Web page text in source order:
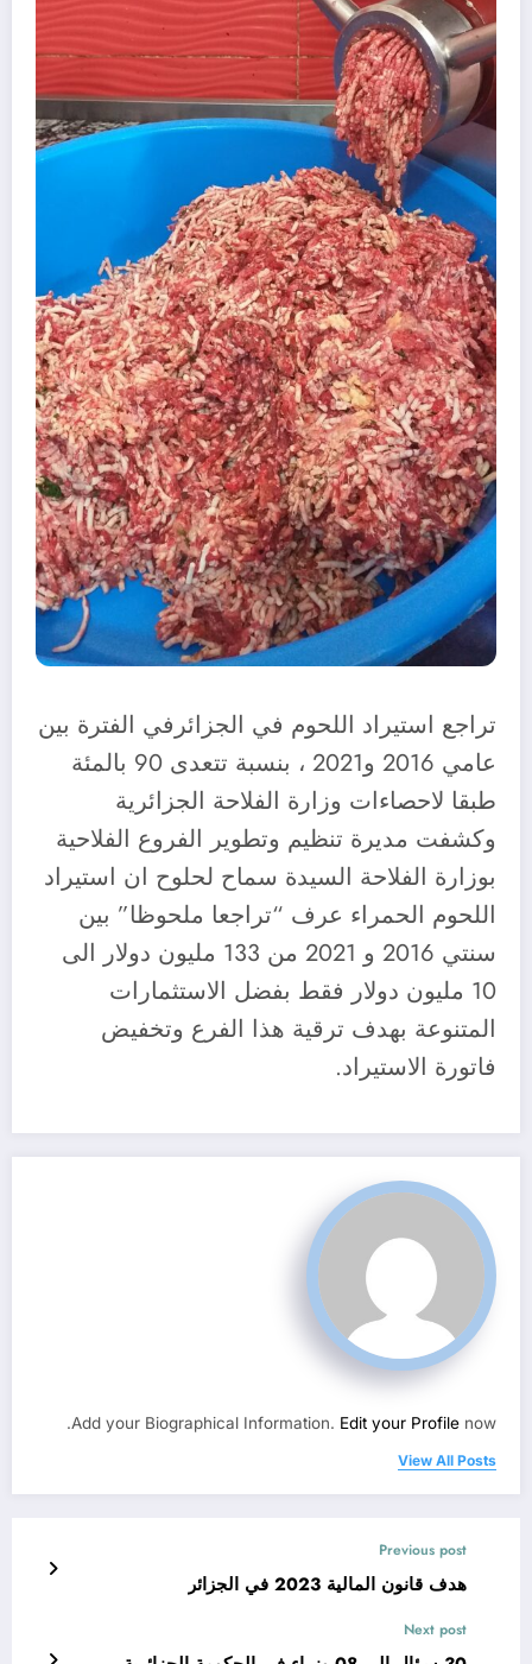
تراجع استيراد اللحوم في الجزائرفي الفترة بين
عامي 2016 و2021 ، بنسبة تتعدى 90 بالمئة
طبقا لاحصاءات وزارة الفلاحة الجزائرية
وكشفت مديرة تنظيم وتطوير الفروع الفلاحية
بوزارة الفلاحة السيدة سماح لحلوح ان استيراد
اللحوم الحمراء عرف “تراجعا ملحوظا” بين
سنتي 2016 و 2021 من 133 مليون دولار الى
10 مليون دولار فقط بفضل الاستثمارات
المتنوعة بهدف ترقية هذا الفرع وتخفيض
فاتورة الاستيراد.
Add your Biographical Information. Edit your Profile now.
View All Posts
Previous post
هدف قانون المالية 2023 في الجزائر
Next post